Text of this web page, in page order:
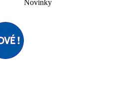
Novinky